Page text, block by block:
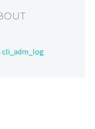
cli_adm_log